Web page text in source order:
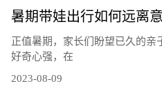
暑期带娃出行如何远离
正值暑期，家长们盼望已久的亲
好奇心强，在
2023-08-09